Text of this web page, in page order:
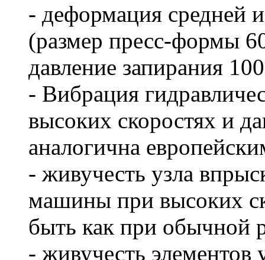
- деформация средней
(размер пресс-формы
давление запирания
- Вибрация
высоких скоростях и
аналогична
- живучесть узла
машины при высоких
быть как при обычной
- живучесть элементов